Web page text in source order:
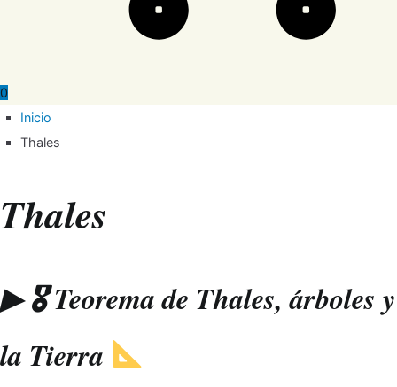
0
Inicio
Thales
Thales
▶ 🎖 Teorema de Thales, árboles y
la Tierra